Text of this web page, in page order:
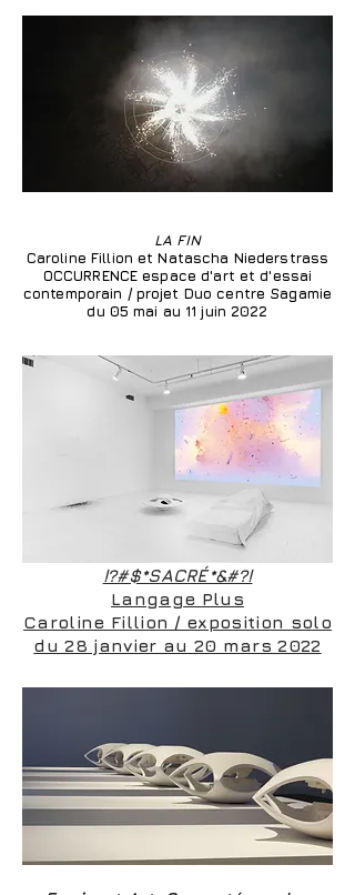
LA FIN
Caroline Fillion et Natascha Niederstrass
OCCURRENCE espace d'art et d'essai
contemporain / projet Duo centre Sagamie
du 05 mai au 11 juin 2022
!?#$*SACRÉ*&#?!
Langage Plus
Caroline Fillion / exposition solo
du 28 janvier au 20 mars 2022